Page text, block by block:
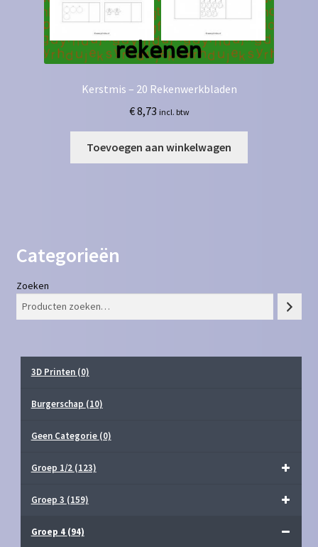
Kerstmis – 20 Rekenwerkbladen
€8,73 incl. btw
Toevoegen aan winkelwagen
Categorieën
Zoeken
3D Printen (0)
Burgerschap (10)
Geen Categorie (0)
Groep 1/2 (123)
Groep 3 (159)
Groep 4 (94)